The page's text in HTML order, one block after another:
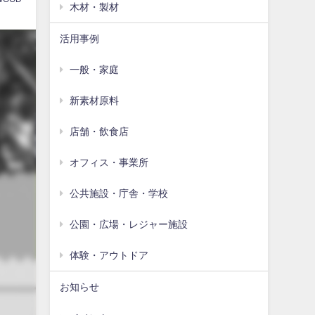
木材・製材
活用事例
一般・家庭
新素材原料
店舗・飲食店
オフィス・事業所
公共施設・庁舎・学校
公園・広場・レジャー施設
体験・アウトドア
お知らせ